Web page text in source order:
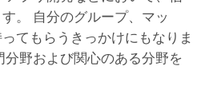
。 自分のグループ、マッ
てもらうきっかけにもなりま
野および関心のある分野を